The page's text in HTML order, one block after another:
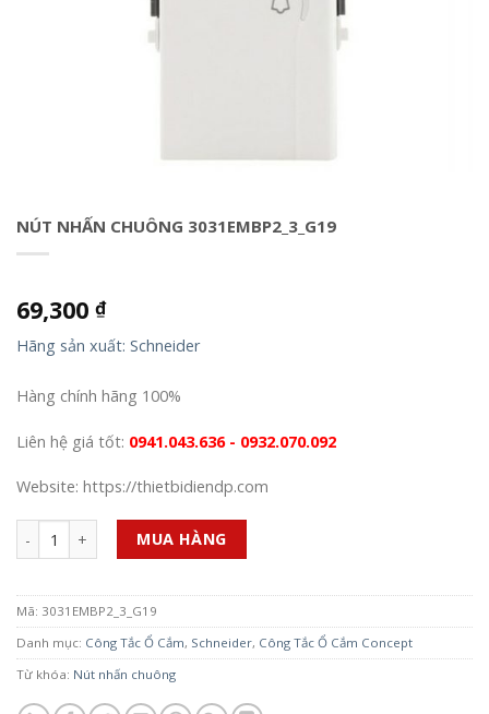
NÚT NHẤN CHUÔNG 3031EMBP2_3_G19
69,300 ₫
Hãng sản xuất: Schneider
Hàng chính hãng 100%
Liên hệ giá tốt: 0941.043.636 - 0932.070.092
Website: https://thietbidiendp.com
Số lượng MUA HÀNG
Mã: 3031EMBP2_3_G19
Danh mục: Công Tắc Ổ Cắm, Schneider, Công Tắc Ổ Cắm Concept
Từ khóa: Nút nhấn chuông